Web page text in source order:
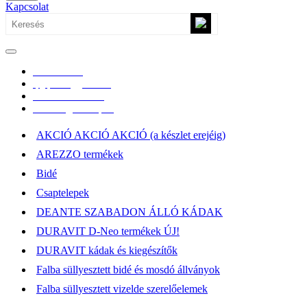
Kapcsolat
AKCIÓ AKCIÓ AKCIÓ (a készlet erejéig)
AREZZO termékek
Bidé
Csaptelepek
DEANTE SZABADON ÁLLÓ KÁDAK
DURAVIT D-Neo termékek ÚJ!
DURAVIT kádak és kiegészítők
Falba süllyesztett bidé és mosdó állványok
Falba süllyesztett vizelde szerelőelemek